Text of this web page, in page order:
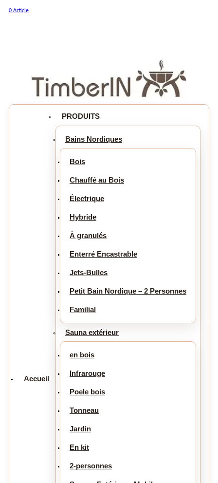
0 Article
Accueil
PRODUITS
Bains Nordiques
Bois
Chauffé au Bois
Électrique
Hybride
À granulés
Enterré Encastrable
Jets-Bulles
Petit Bain Nordique – 2 Personnes
Familial
Sauna extérieur
en bois
Infrarouge
Poele bois
Tonneau
Jardin
En kit
2-personnes